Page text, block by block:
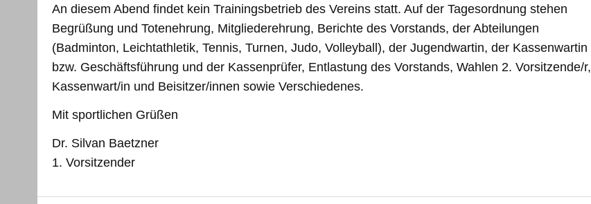
An diesem Abend findet kein Trainingsbetrieb des Vereins statt. Auf der Tagesordnung stehen
Begrüßung und Totenehrung, Mitgliederehrung, Berichte des Vorstands, der Abteilungen
(Badminton, Leichtathletik, Tennis, Turnen, Judo, Volleyball), der Jugendwartin, der Kassenwartin
bzw. Geschäftsführung und der Kassenprüfer, Entlastung des Vorstands, Wahlen 2. Vorsitzende/r,
Kassenwart/in und Beisitzer/innen sowie Verschiedenes.
Mit sportlichen Grüßen
Dr. Silvan Baetzner
1. Vorsitzender